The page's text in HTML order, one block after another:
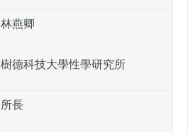
林燕卿
樹德科技大學性學研究所
所長